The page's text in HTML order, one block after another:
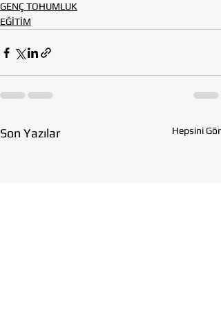
GENÇ TOHUMLUK
EĞİTİM
Son Yazılar Hepsini Gör